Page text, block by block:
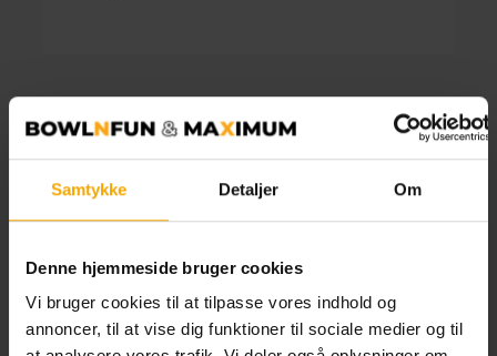
Samtykke Detaljer Om
Denne hjemmeside bruger cookies
Vi bruger cookies til at tilpasse vores indhold og
annoncer, til at vise dig funktioner til sociale medier og til
Åbningstider
Centeret
Mandag
Lukket
Tirsdag
kl. 14.00